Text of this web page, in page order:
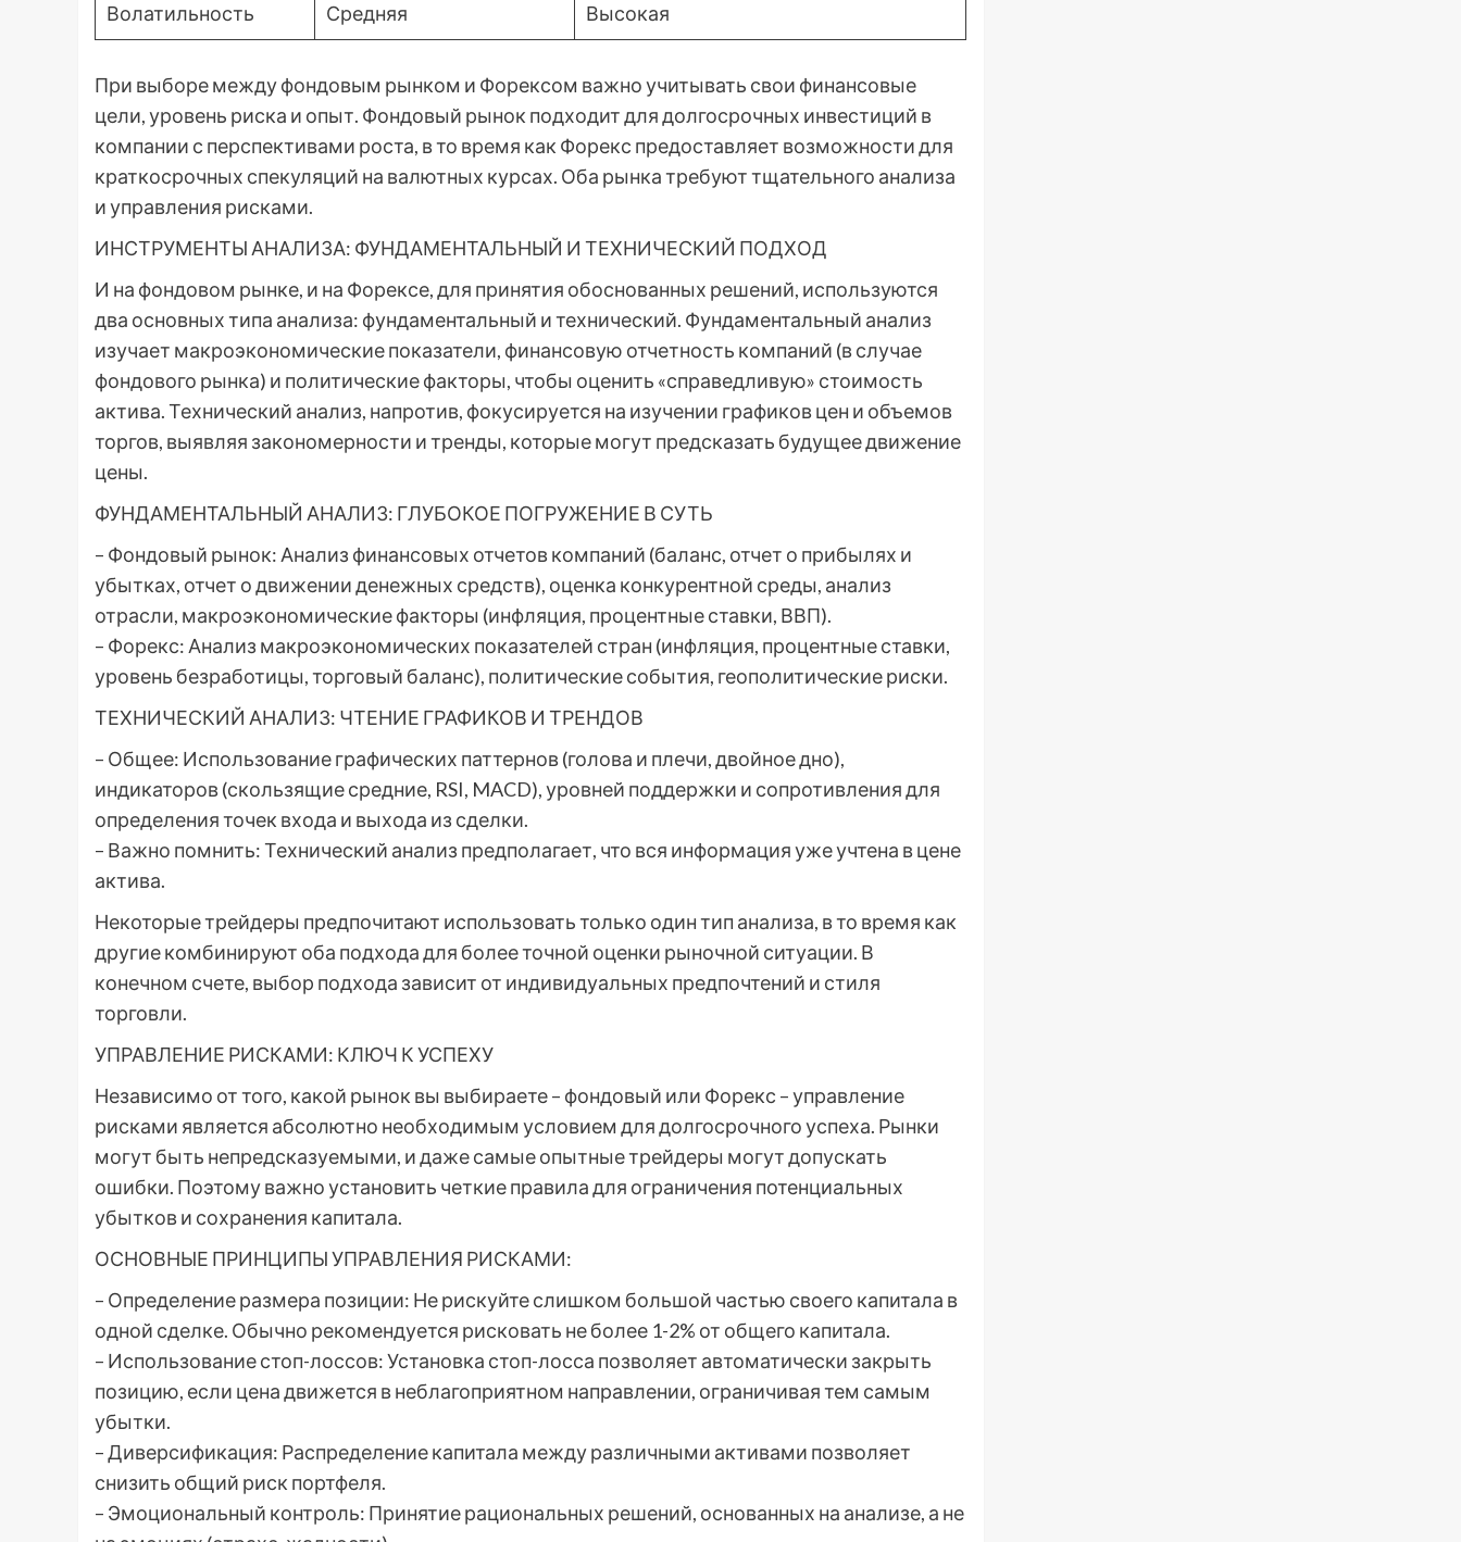
Волатильность Средняя Высокая
При выборе между фондовым рынком и Форексом важно учитывать свои финансовые
цели, уровень риска и опыт. Фондовый рынок подходит для долгосрочных инвестиций в
компании с перспективами роста, в то время как Форекс предоставляет возможности для
краткосрочных спекуляций на валютных курсах. Оба рынка требуют тщательного анализа
и управления рисками.
ИНСТРУМЕНТЫ АНАЛИЗА: ФУНДАМЕНТАЛЬНЫЙ И ТЕХНИЧЕСКИЙ ПОДХОД
И на фондовом рынке, и на Форексе, для принятия обоснованных решений, используются
два основных типа анализа: фундаментальный и технический. Фундаментальный анализ
изучает макроэкономические показатели, финансовую отчетность компаний (в случае
фондового рынка) и политические факторы, чтобы оценить «справедливую» стоимость
актива. Технический анализ, напротив, фокусируется на изучении графиков цен и объемов
торгов, выявляя закономерности и тренды, которые могут предсказать будущее движение
цены.
ФУНДАМЕНТАЛЬНЫЙ АНАЛИЗ: ГЛУБОКОЕ ПОГРУЖЕНИЕ В СУТЬ
– Фондовый рынок: Анализ финансовых отчетов компаний (баланс, отчет о прибылях и
убытках, отчет о движении денежных средств), оценка конкурентной среды, анализ
отрасли, макроэкономические факторы (инфляция, процентные ставки, ВВП).
– Форекс: Анализ макроэкономических показателей стран (инфляция, процентные ставки,
уровень безработицы, торговый баланс), политические события, геополитические риски.
ТЕХНИЧЕСКИЙ АНАЛИЗ: ЧТЕНИЕ ГРАФИКОВ И ТРЕНДОВ
– Общее: Использование графических паттернов (голова и плечи, двойное дно),
индикаторов (скользящие средние, RSI, MACD), уровней поддержки и сопротивления для
определения точек входа и выхода из сделки.
– Важно помнить: Технический анализ предполагает, что вся информация уже учтена в цене
актива.
Некоторые трейдеры предпочитают использовать только один тип анализа, в то время как
другие комбинируют оба подхода для более точной оценки рыночной ситуации. В
конечном счете, выбор подхода зависит от индивидуальных предпочтений и стиля
торговли.
УПРАВЛЕНИЕ РИСКАМИ: КЛЮЧ К УСПЕХУ
Независимо от того, какой рынок вы выбираете – фондовый или Форекс – управление
рисками является абсолютно необходимым условием для долгосрочного успеха. Рынки
могут быть непредсказуемыми, и даже самые опытные трейдеры могут допускать
ошибки. Поэтому важно установить четкие правила для ограничения потенциальных
убытков и сохранения капитала.
ОСНОВНЫЕ ПРИНЦИПЫ УПРАВЛЕНИЯ РИСКАМИ:
– Определение размера позиции: Не рискуйте слишком большой частью своего капитала в
одной сделке. Обычно рекомендуется рисковать не более 1-2% от общего капитала.
– Использование стоп-лоссов: Установка стоп-лосса позволяет автоматически закрыть
позицию, если цена движется в неблагоприятном направлении, ограничивая тем самым
убытки.
– Диверсификация: Распределение капитала между различными активами позволяет
снизить общий риск портфеля.
– Эмоциональный контроль: Принятие рациональных решений, основанных на анализе, а не